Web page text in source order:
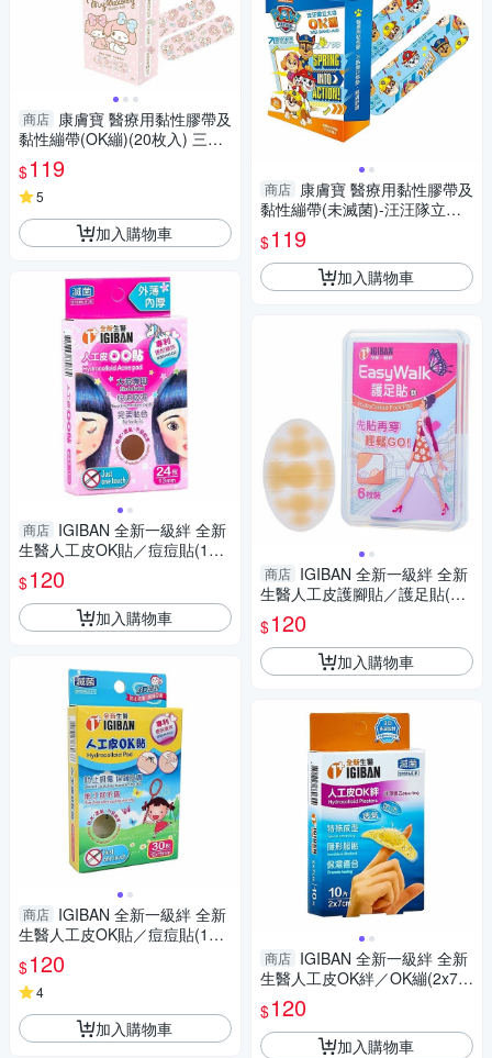
商店 康膚寶 醫療用黏性膠帶及
黏性繃帶(OK繃)(20枚入) 三麗
鷗Sanrio授權 款式可選【小三
美日】DS015144
$119
5
加入購物車
商店 IGIBAN 全新一級絆 全新
生醫人工皮OK貼／痘痘貼(13m
m)24枚／盒裝【小三美日】 D
S016346
$120
加入購物車
商店 IGIBAN 全新一級絆 全新
生醫人工皮OK貼／痘痘貼(12x
15mm)30枚／盒裝【小三美
日】 DS016348
$120
4
加入購物車
商店 康膚寶 醫療用黏性膠帶及
黏性繃帶(未滅菌)-汪汪隊立大
功 OK繃【小三美日】空運禁送
DS018660
$119
加入購物車
商店 IGIBAN 全新一級絆 全新
生醫人工皮護腳貼／護足貼(腳
側／底)6枚／盒裝【小三美
日】 DS016354
$120
加入購物車
商店 IGIBAN 全新一級絆 全新
生醫人工皮OK絆／OK繃(2x7c
m)10片／盒裝【小三美日】 D
S016339
$120
加入購物車